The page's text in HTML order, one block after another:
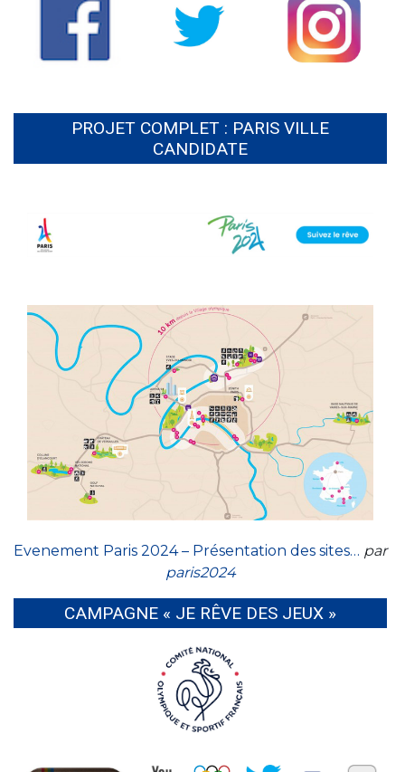
PROJET COMPLET : PARIS VILLE
CANDIDATE
Evenement Paris 2024 – Présentation des sites… par
paris2024
CAMPAGNE « JE RÊVE DES JEUX »